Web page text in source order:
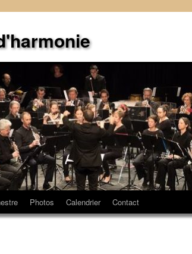
Photos Calendrier Contact